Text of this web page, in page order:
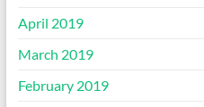
April 2019
March 2019
February 2019